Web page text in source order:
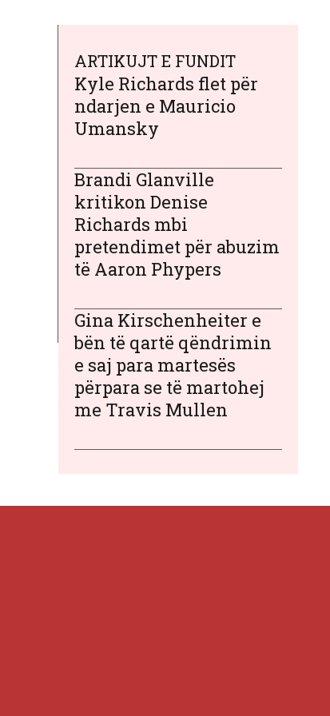
ARTIKUJT E FUNDIT
Kyle Richards flet për
ndarjen e Mauricio
Umansky
Brandi Glanville
kritikon Denise
Richards mbi
pretendimet për abuzim
të Aaron Phypers
Gina Kirschenheiter e
bën të qartë qëndrimin
e saj para martesës
përpara se të martohej
me Travis Mullen